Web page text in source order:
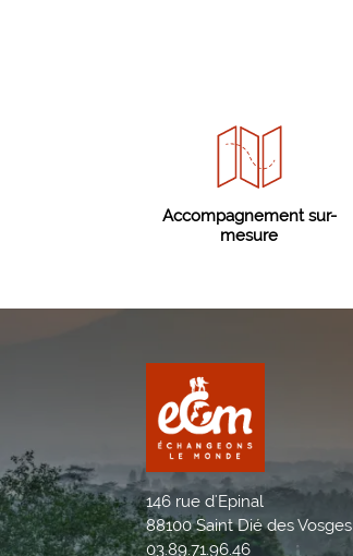
Accompagnement sur-
mesure
146 rue d'Epinal
88100 Saint Dié des Vosges
03.89.71.96.46